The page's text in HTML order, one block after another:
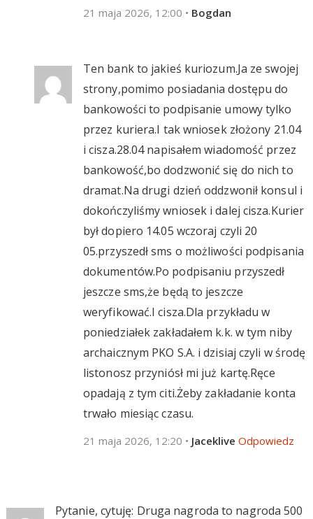
21 maja 2026, 12:00 • Bogdan
Ten bank to jakieś kuriozum.Ja ze swojej
strony,pomimo posiadania dostępu do
bankowości to podpisanie umowy tylko
przez kuriera.I tak wniosek złożony 21.04
i cisza.28.04 napisałem wiadomość przez
bankowość,bo dodzwonić się do nich to
dramat.Na drugi dzień oddzwonił konsul i
dokończyliśmy wniosek i dalej cisza.Kurier
był dopiero 14.05 wczoraj czyli 20
05.przyszedł sms o możliwości podpisania
dokumentów.Po podpisaniu przyszedł
jeszcze sms,że będą to jeszcze
weryfikować.I cisza.Dla przykładu w
poniedziałek zakładałem k.k. w tym niby
archaicznym PKO S.A. i dzisiaj czyli w środę
listonosz przyniósł mi już kartę.Ręce
opadają z tym citi.Żeby zakładanie konta
trwało miesiąc czasu.
21 maja 2026, 12:20 • Jaceklive Odpowiedz
Pytanie, cytuję: Druga nagroda to nagroda 500